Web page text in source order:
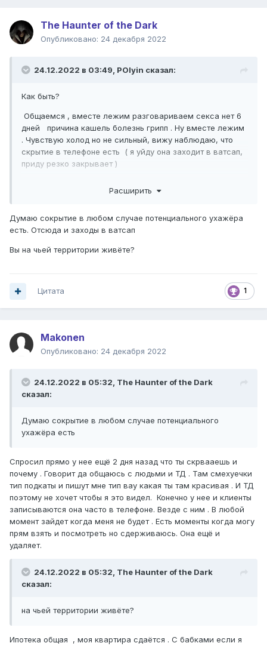
The Haunter of the Dark
Опубликовано: 24 декабря 2022
24.12.2022 в 03:49, POlyin сказал:
Как быть?
Общаемся , вместе лежим разговариваем секса нет 6
дней причина кашель болезнь грипп . Ну вместе лежим
. Чувствую холод но не сильный, вижу наблюдаю, что
скрытие в телефоне есть ( я уйду она заходит в ватсап,
приду резко закрывает )
ли просто болеет плохо
Расширить
Думаю сокрытие в любом случае потенциального ухажёра
есть. Отсюда и заходы в ватсап
Вы на чьей территории живёте?
1
Цитата
Makonen
Опубликовано: 24 декабря 2022
24.12.2022 в 05:32, The Haunter of the Dark
сказал:
Думаю сокрытие в любом случае потенциального
ухажёра есть
Спросил прямо у нее ещё 2 дня назад что ты скрвааешь и
почему . Говорит да общаюсь с людьми и ТД . Там смехуечки
тип подкаты и пишут мне тип вау какая ты там красивая . И ТД
поэтому не хочет чтобы я это видел. Конечно у нее и клиенты
записываются она часто в телефоне. Везде с ним . В любой
момент зайдет когда меня не будет . Есть моменты когда могу
прям взять и посмотреть но сдерживаюсь. Она ещё и
удаляет.
24.12.2022 в 05:32, The Haunter of the Dark
сказал:
на чьей территории живёте?
Ипотека общая , моя квартира сдаётся . С бабками если я